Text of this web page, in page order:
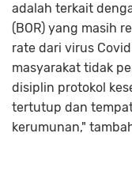
adalah terkait
(BOR) yang masih
rate dari virus
masyarakat tidak
disiplin protokol
tertutup dan
kerumunan,"